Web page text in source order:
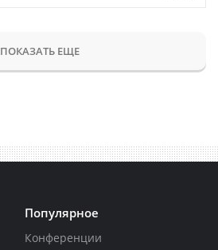
ПОКАЗАТЬ ЕЩЕ
Популярное
Конференции